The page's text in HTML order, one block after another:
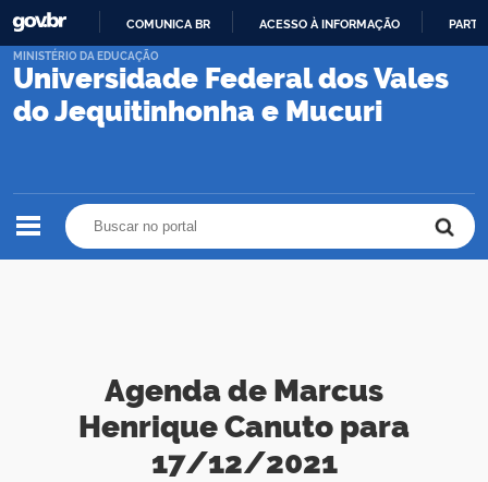
PARA
CONTEÚDO
COMUNICA BR ACESSO À INFORMAÇÃO
Universidade Federal dos Vales
do Jequitinhonha e Mucuri
MINISTÉRIO DA EDUCAÇÃO
Agenda de Marcus
Henrique Canuto para
17/12/2021